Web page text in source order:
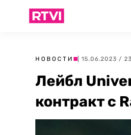
НОВОСТИ | 15.06.2023 /
Лейбл
контракт с